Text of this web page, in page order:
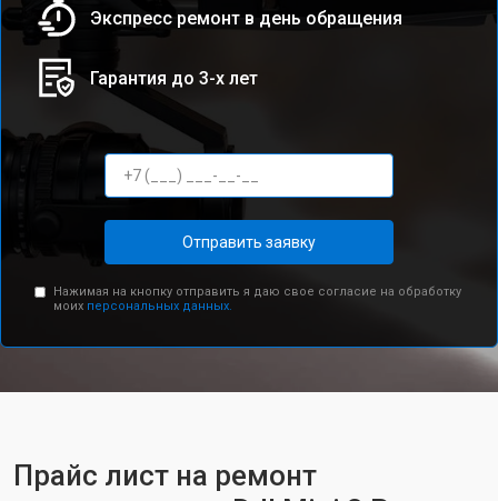
Экспресс ремонт в день обращения
Гарантия до 3-х лет
Отправить заявку
Нажимая на кнопку отправить я даю свое согласие на обработку
моих персональных данных.
Прайс лист на ремонт